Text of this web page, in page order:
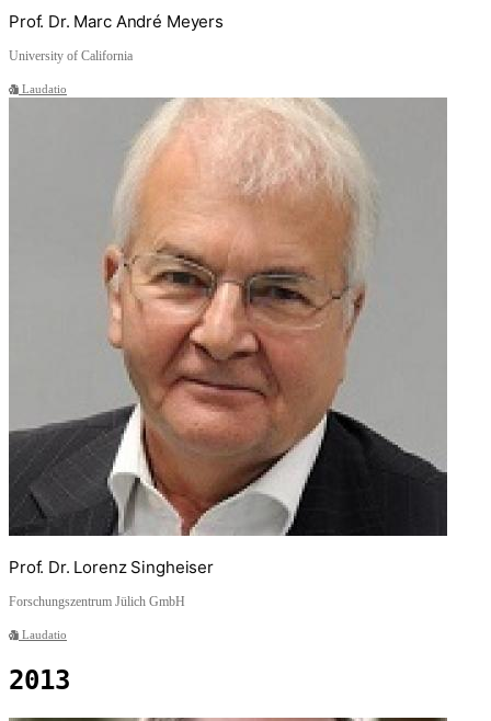
Prof. Dr. Marc André Meyers
University of California
Laudatio
Prof. Dr. Lorenz Singheiser
Forschungszentrum Jülich GmbH
Laudatio
2013